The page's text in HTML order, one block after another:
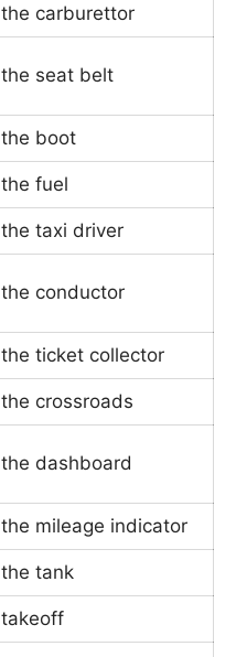
the carburettor
the seat belt
the boot
the fuel
the taxi driver
the conductor
the ticket collector
the crossroads
the dashboard
the mileage indicator
the tank
takeoff